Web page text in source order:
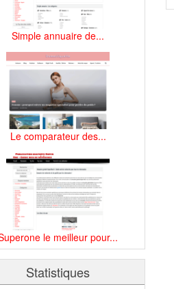
Simple annuaire de...
Le comparateur des...
le meilleur pour...
Statistiques